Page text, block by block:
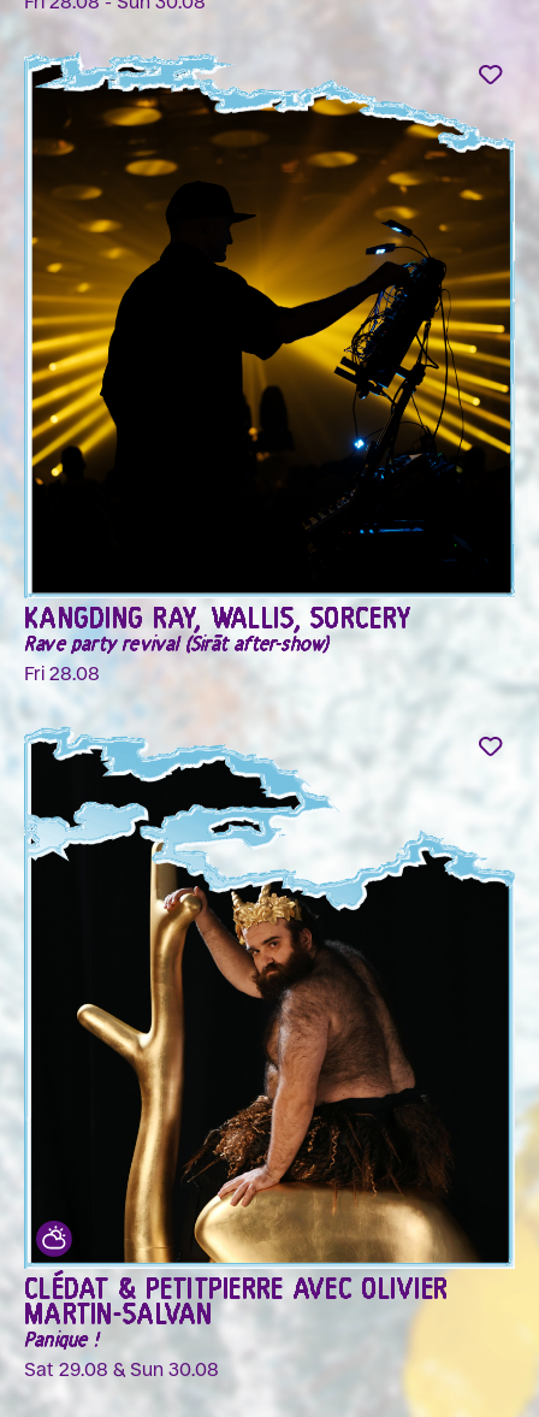
KANGDING RAY, WALLIS, SORCERY
Rave party revival (Sirāt after-show)
Fri 28.08
CLÉDAT & PETITPIERRE AVEC OLIVIER
MARTIN-SALVAN
Panique !
Sat 29.08 & Sun 30.08